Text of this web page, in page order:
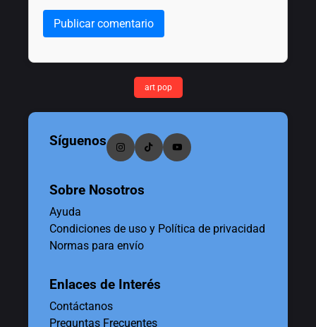
Publicar comentario
art pop
Síguenos
Sobre Nosotros
Ayuda
Condiciones de uso y Política de privacidad
Normas para envío
Enlaces de Interés
Contáctanos
Preguntas Frecuentes